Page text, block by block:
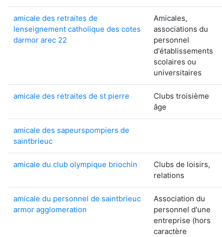
amicale des retraites de
lenseignement catholique des cotes
darmor arec 22
Amicales,
associations du
personnel
d'établissements
scolaires ou
universitaires
amicale des retraites de st pierre
Clubs troisième
âge
amicale des sapeurspompiers de
saintbrieuc
amicale du club olympique briochin
Clubs de loisirs,
relations
amicale du personnel de saintbrieuc
armor agglomeration
Association du
personnel d'une
entreprise (hors
caractère